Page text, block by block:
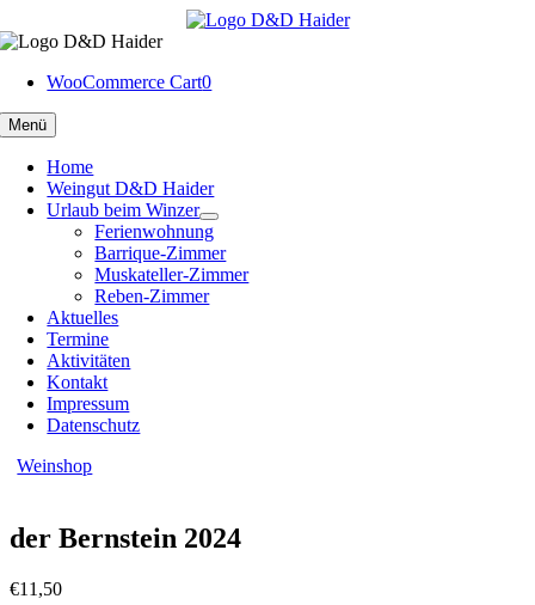
to
WooCommerce Cart0
Menü
Home
Weingut D&D Haider
Urlaub beim Winzer
Ferienwohnung
Barrique-Zimmer
Muskateller-Zimmer
Reben-Zimmer
Aktuelles
Termine
Aktivitäten
Kontakt
Impressum
Datenschutz
Weinshop
der Bernstein 2024
€11,50